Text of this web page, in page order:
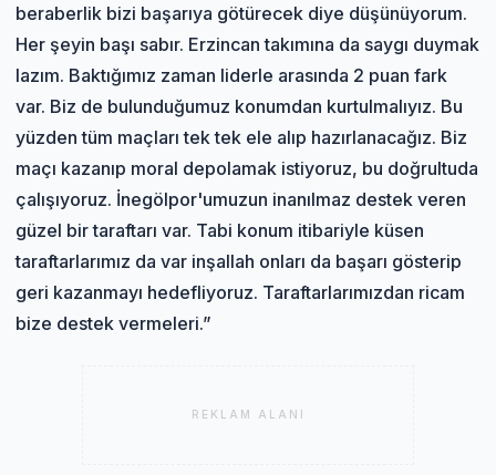
beraberlik bizi başarıya götürecek diye düşünüyorum.
Her şeyin başı sabır. Erzincan takımına da saygı duymak
lazım. Baktığımız zaman liderle arasında 2 puan fark
var. Biz de bulunduğumuz konumdan kurtulmalıyız. Bu
yüzden tüm maçları tek tek ele alıp hazırlanacağız. Biz
maçı kazanıp moral depolamak istiyoruz, bu doğrultuda
çalışıyoruz. İnegölpor'umuzun inanılmaz destek veren
güzel bir taraftarı var. Tabi konum itibariyle küsen
taraftarlarımız da var inşallah onları da başarı gösterip
geri kazanmayı hedefliyoruz. Taraftarlarımızdan ricam
bize destek vermeleri.”
REKLAM ALANI